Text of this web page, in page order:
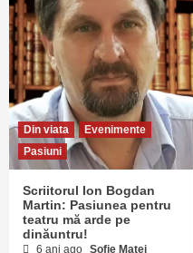
Din viata
Evenimente
Pasiuni
Scriitorul Ion Bogdan
Martin: Pasiunea pentru
teatru mă arde pe
dinăuntru!
6 ani ago Sofie Matei